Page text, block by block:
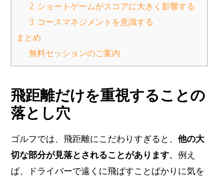
2. ショートゲームがスコアに大きく影響する
3. コースマネジメントを意識する
まとめ
無料セッションのご案内
飛距離だけを重視することの
落とし穴
ゴルフでは、飛距離にこだわりすぎると、他の大
切な部分が見落とされることがあります。例え
ば、ドライバーで遠くに飛ばすことばかりに気を